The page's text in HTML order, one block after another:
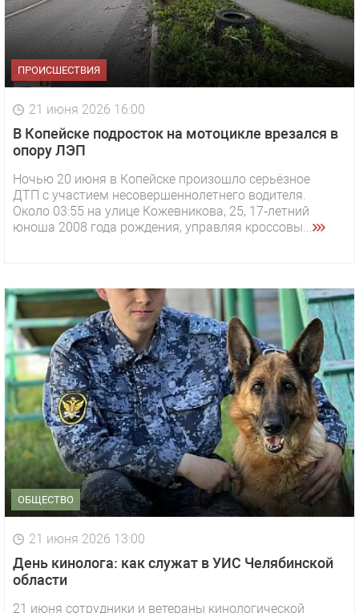
ПРОИСШЕСТВИЯ
21 июня 2026 16:00
В Копейске подросток на мотоцикле врезался в
опору ЛЭП
Ночью 20 июня в Копейске произошло серьёзное
ДТП с участием несовершеннолетнего водителя.
Около 03:55 на улице Кожевникова, 25, 17‑летний
юноша 2008 года рождения, управляя кроссовы...
ОБЩЕСТВО
21 июня 2026 13:00
День кинолога: как служат в УИС Челябинской
области
21 июня сотрудники и ветераны кинологической